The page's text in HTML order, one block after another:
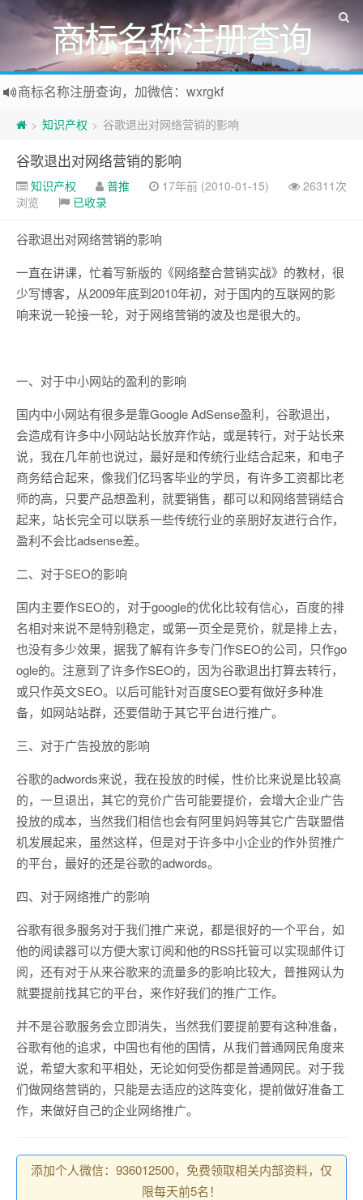
商标名称注册查询
商标名称注册查询，加微信：wxrgkf
商标注册和购买，加微信：wxrgkf
> 知识产权 > 谷歌退出对网络营销的影响
谷歌退出对网络营销的影响
知识产权 普推 17年前 (2010-01-15)
26311次
浏览
已收录
谷歌退出对网络营销的影响
一直在讲课，忙着写新版的《网络整合营销实战》的教材，很
少写博客，从2009年底到2010年初，对于国内的互联网的影
响来说一轮接一轮，对于网络营销的波及也是很大的。
一、对于中小网站的盈利的影响
国内中小网站有很多是靠Google AdSense盈利，谷歌退出，
会造成有许多中小网站站长放弃作站，或是转行，对于站长来
说，我在几年前也说过，最好是和传统行业结合起来，和电子
商务结合起来，像我们亿玛客毕业的学员，有许多工资都比老
师的高，只要产品想盈利，就要销售，都可以和网络营销结合
起来，站长完全可以联系一些传统行业的亲朋好友进行合作，
盈利不会比adsense差。
二、对于SEO的影响
国内主要作SEO的，对于google的优化比较有信心，百度的排
名相对来说不是特别稳定，或第一页全是竞价，就是排上去，
也没有多少效果，据我了解有许多专门作SEO的公司，只作go
ogle的。注意到了许多作SEO的，因为谷歌退出打算去转行，
或只作英文SEO。以后可能针对百度SEO要有做好多种准
备，如网站站群，还要借助于其它平台进行推广。
三、对于广告投放的影响
谷歌的adwords来说，我在投放的时候，性价比来说是比较高
的，一旦退出，其它的竞价广告可能要提价，会增大企业广告
投放的成本，当然我们相信也会有阿里妈妈等其它广告联盟借
机发展起来，虽然这样，但是对于许多中小企业的作外贸推广
的平台，最好的还是谷歌的adwords。
四、对于网络推广的影响
谷歌有很多服务对于我们推广来说，都是很好的一个平台，如
他的阅读器可以方便大家订阅和他的RSS托管可以实现邮件订
阅，还有对于从来谷歌来的流量多的影响比较大，普推网认为
就要提前找其它的平台，来作好我们的推广工作。
并不是谷歌服务会立即消失，当然我们要提前要有这种准备，
谷歌有他的追求，中国也有他的国情，从我们普通网民角度来
说，希望大家和平相处，无论如何受伤都是普通网民。对于我
们做网络营销的，只能是去适应的这阵变化，提前做好准备工
作，来做好自己的企业网络推广。
添加个人微信：936012500，免费领取相关内部资料，仅
限每天前5名！